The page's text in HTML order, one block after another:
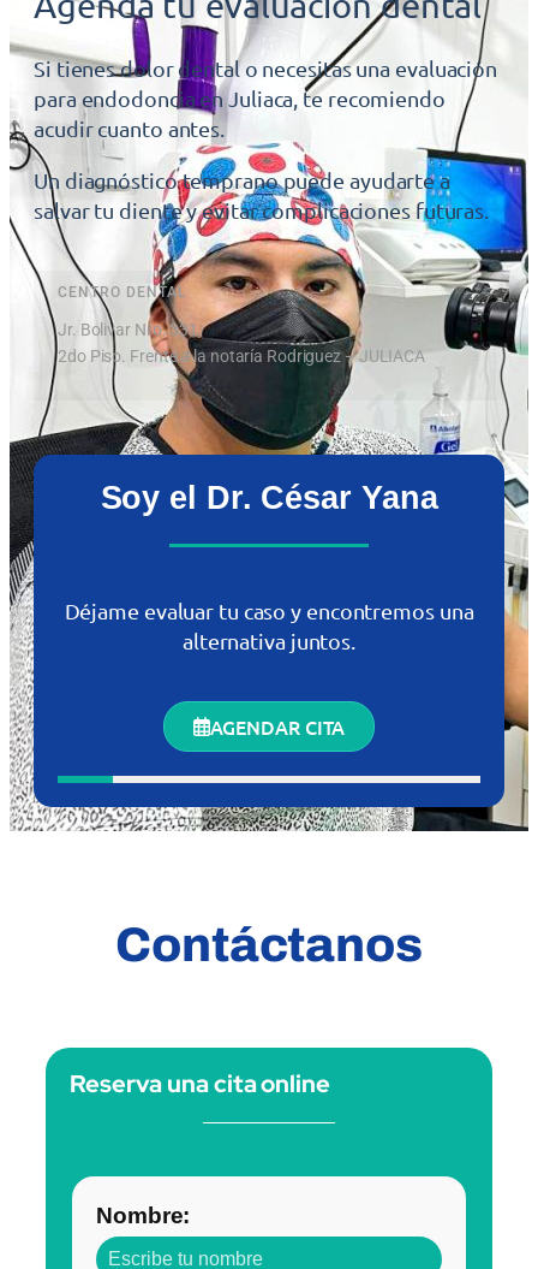
Si tienes dolor dental o necesitas una evaluación
para endodoncia en Juliaca, te recomiendo
acudir cuanto antes.
Un diagnóstico temprano puede ayudarte a
salvar tu diente y evitar complicaciones futuras.
CENTRO DENTAL
Jr. Bolivar Nro. 331
2do Piso. Frente a la notaría Rodriguez – JULIACA
Soy el Dr. César Yana
Déjame evaluar tu caso y encontremos una
alternativa juntos.
AGENDAR CITA
Contáctanos
Reserva una cita online
Nombre: